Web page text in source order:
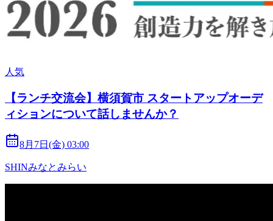
人気
【ランチ交流会】横須賀市 スタートアップオーデ
ィションについて話しませんか？
8月7日(金) 03:00
SHINみなとみらい